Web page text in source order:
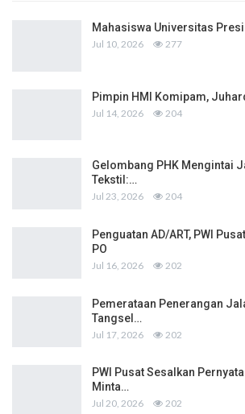
Mahasiswa Universitas
Jul 10, 2026 277
Pimpin HMI Komipam,
Jul 14, 2026 204
Gelombang PHK Mengintai
Tekstil:…
Jul 23, 2026 204
Penguatan AD/ART, PWI
PO
Jul 16, 2026 202
Pemerataan Penerangan
Tangsel…
Jul 17, 2026 202
PWI Pusat Sesalkan
Minta…
Jul 20, 2026 202